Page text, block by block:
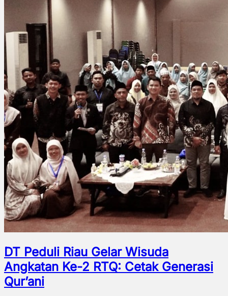
DT Peduli Riau Gelar Wisuda
Angkatan Ke-2 RTQ: Cetak Generasi
Qur’ani